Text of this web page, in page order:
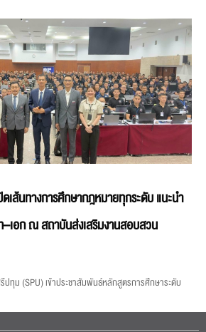
ส้นทางการศึกษากฎหมายทุกระดับ แนะนำ
อก ณ สถาบันส่งเสริมงานสอบสวน
ทุม (SPU) เข้าประชาสัมพันธ์หลักสูตรการศึกษาระดับ